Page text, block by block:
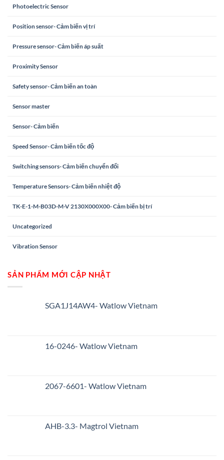
Photoelectric Sensor
Position sensor- Cảm biến vị trí
Pressure sensor- Cảm biến áp suất
Proximity Sensor
Safety sensor- Cảm biến an toàn
Sensor master
Sensor- Cảm biến
Speed Sensor- Cảm biến tốc độ
Switching sensors- Cảm biến chuyển đổi
Temperature Sensors- Cảm biến nhiệt độ
TK-E-1-M-B03D-M-V 2130X000X00- Cảm biến bị trí
Uncategorized
Vibration Sensor
SẢN PHẨM MỚI CẬP NHẬT
SGA1J14AW4- Watlow Vietnam
16-0246- Watlow Vietnam
2067-6601- Watlow Vietnam
AHB-3.3- Magtrol Vietnam